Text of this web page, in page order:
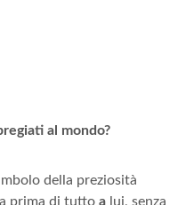
al mondo?
della preziosità
prima di tutto a lui, senza